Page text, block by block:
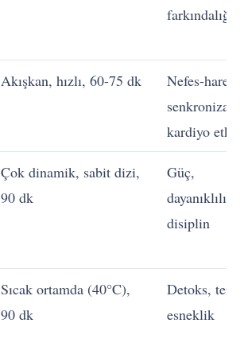
farkındalığı
Akışkan, hızlı, 60-75 dk
Nefes-
kardiyo etki
Çok dinamik, sabit dizi,
90 dk
Güç,
dayanıklılık,
disiplin
Sıcak ortamda (40°C),
90 dk
Detoks,
esneklik